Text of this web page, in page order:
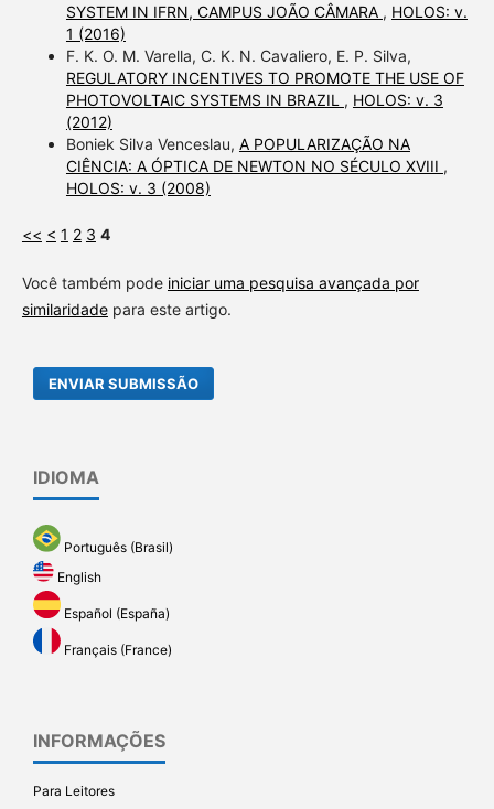
SYSTEM IN IFRN, CAMPUS JOÃO CÂMARA , HOLOS: v.
1 (2016)
F. K. O. M. Varella, C. K. N. Cavaliero, E. P. Silva,
REGULATORY INCENTIVES TO PROMOTE THE USE OF
PHOTOVOLTAIC SYSTEMS IN BRAZIL , HOLOS: v. 3
(2012)
Boniek Silva Venceslau, A POPULARIZAÇÃO NA
CIÊNCIA: A ÓPTICA DE NEWTON NO SÉCULO XVIII ,
HOLOS: v. 3 (2008)
<< < 1 2 3 4
Você também pode iniciar uma pesquisa avançada por
similaridadepara este artigo.
ENVIAR SUBMISSÃO
IDIOMA
Português (Brasil)
English
Español (España)
Français (France)
INFORMAÇÕES
Para Leitores